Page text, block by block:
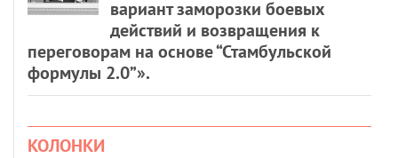
вариант заморозки боевых
действий и возвращения к
переговорам на основе “Стамбульской
формулы 2.0”».
КОЛОНКИ